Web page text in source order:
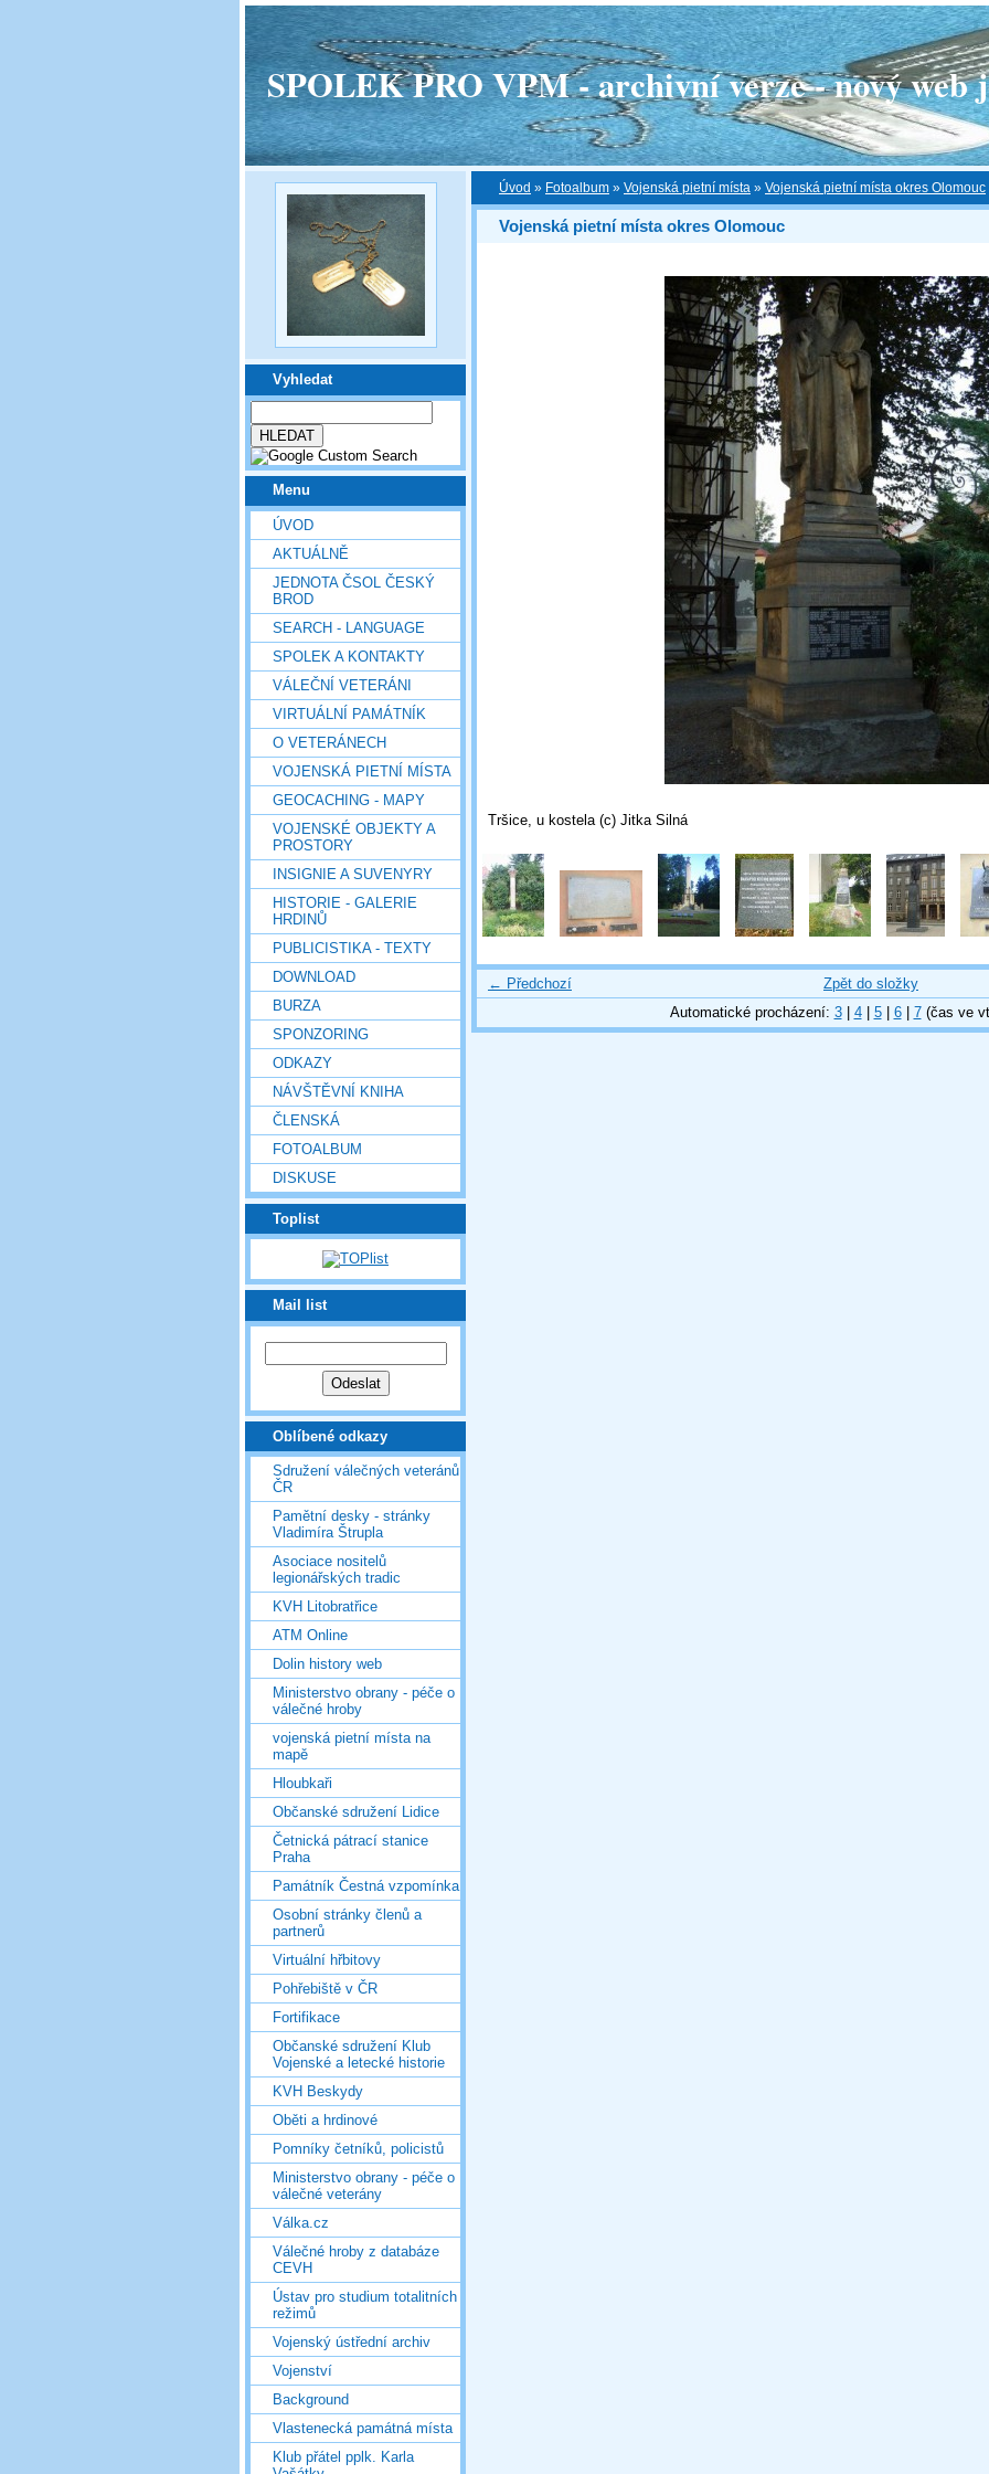
SPOLEK PRO VPM - archivní verze - nový web
Vyhledat
Menu
ÚVOD
AKTUÁLNĚ
JEDNOTA ČSOL ČESKÝ
BROD
SEARCH - LANGUAGE
SPOLEK A KONTAKTY
VÁLEČNÍ VETERÁNI
VIRTUÁLNÍ PAMÁTNÍK
O VETERÁNECH
VOJENSKÁ PIETNÍ MÍSTA
GEOCACHING - MAPY
VOJENSKÉ OBJEKTY A
PROSTORY
INSIGNIE A SUVENYRY
HISTORIE - GALERIE
HRDINŮ
PUBLICISTIKA - TEXTY
DOWNLOAD
BURZA
SPONZORING
ODKAZY
NÁVŠTĚVNÍ KNIHA
ČLENSKÁ
FOTOALBUM
DISKUSE
Toplist
Mail list
Oblíbené odkazy
Sdružení válečných veteránů
ČR
Pamětní desky - stránky
Vladimíra Štrupla
Asociace nositelů
legionářských tradic
KVH Litobratřice
ATM Online
Dolin history web
Ministerstvo obrany - péče o
válečné hroby
vojenská pietní místa na
mapě
Hloubkaři
Občanské sdružení Lidice
Četnická pátrací stanice
Praha
Památník Čestná vzpomínka
Osobní stránky členů a
partnerů
Virtuální hřbitovy
Pohřebiště v ČR
Fortifikace
Občanské sdružení Klub
Vojenské a letecké historie
KVH Beskydy
Oběti a hrdinové
Pomníky četníků, policistů
Ministerstvo obrany - péče o
válečné veterány
Válka.cz
Válečné hroby z databáze
CEVH
Ústav pro studium totalitních
režimů
Vojenský ústřední archiv
Vojenství
Background
Vlastenecká památná místa
Klub přátel pplk. Karla
Úvod » Fotoalbum » Vojenská pietní místa » Vojenská pietní místa okres Olomouc
Vojenská pietní místa okres Olomouc
Tršice, u kostela (c) Jitka Silná
← Předchozí
Zpět do složky
Automatické procházení: 3| 4| 5| 6| 7(čas ve